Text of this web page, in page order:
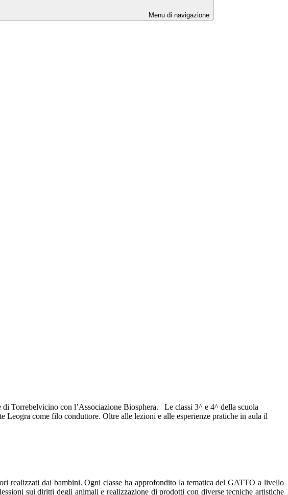
Menu di navigazione
Torrebelvicino con l’Associazione Biosphera. Le classi 3^ e 4^ della scuola
come filo conduttore. Oltre alle lezioni e alle esperienze pratiche in aula il
realizzati dai bambini. Ogni classe ha approfondito la tematica del GATTO a livello
sui diritti degli animali e realizzazione di prodotti con diverse tecniche artistiche